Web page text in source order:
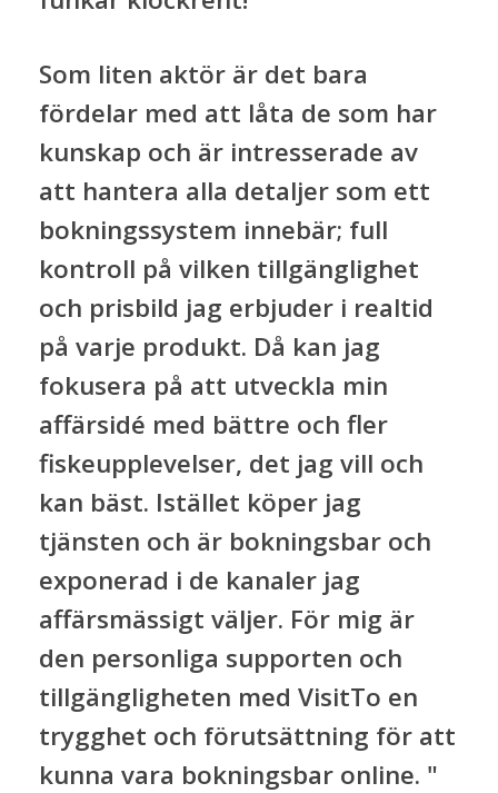
Som liten aktör är det bara
fördelar med att låta de som har
kunskap och är intresserade av
att hantera alla detaljer som ett
bokningssystem innebär; full
kontroll på vilken tillgänglighet
och prisbild jag erbjuder i realtid
på varje produkt. Då kan jag
fokusera på att utveckla min
affärsidé med bättre och fler
fiskeupplevelser, det jag vill och
kan bäst. Istället köper jag
tjänsten och är bokningsbar och
exponerad i de kanaler jag
affärsmässigt väljer. För mig är
den personliga supporten och
tillgängligheten med VisitTo en
trygghet och förutsättning för att
kunna vara bokningsbar online. "